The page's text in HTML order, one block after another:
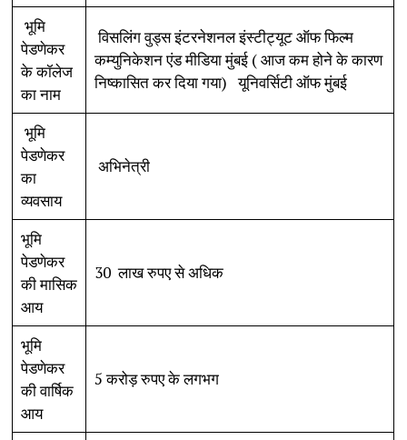
भूमि
पेडणेकर
के कॉलेज
का नाम
विसलिंग वुड्स इंटरनेशनल इंस्टीट्यूट ऑफ फिल्म
कम्युनिकेशन एंड मीडिया मुंबई ( आज कम होने के कारण
निष्कासित कर दिया गया) यूनिवर्सिटी ऑफ मुंबई
भूमि
पेडणेकर
का
व्यवसाय
अभिनेत्री
भूमि
पेडणेकर
की मासिक
आय
30 लाख रुपए से अधिक
भूमि
पेडणेकर
की वार्षिक
आय
5 करोड़ रुपए के लगभग